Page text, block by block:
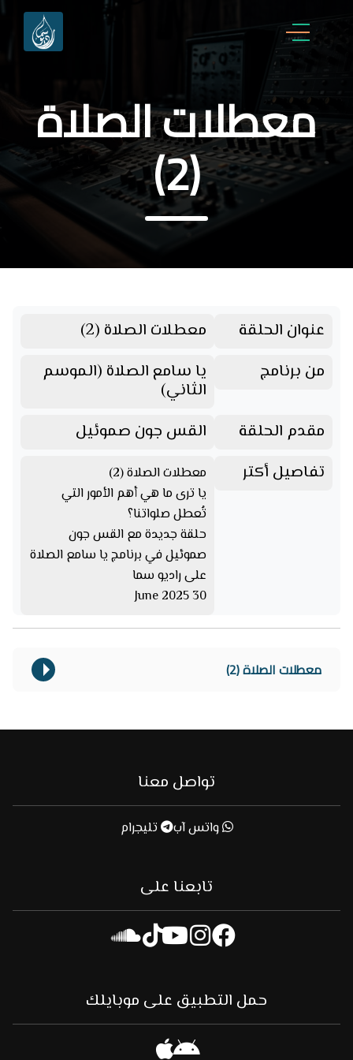
معطلات الصلاة
(2)
عنوان الحلقة
معطلات الصلاة (2)
من برنامج
يا سامع الصلاة (الموسم
الثاني)
مقدم الحلقة
القس جون صموئيل
تفاصيل أكتر
معطلات الصلاة (2)
يا ترى ما هي أهم الأمور التي
تُعطل صلواتنا؟
حلقة جديدة مع القس جون
صموئيل في برنامج يا سامع الصلاة
على راديو سما
30 June 2025
معطلات الصلاة (2)
تواصل معنا
واتس آب تليجرام
تابعنا على
حمل التطبيق على موبايلك